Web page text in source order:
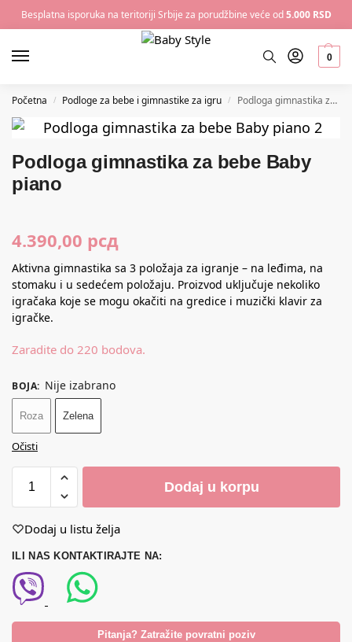
Besplatna isporuka na teritoriji Srbije za porudžbine veće od5.000 RSD
0
Početna / Podloge za bebe i gimnastike za igru / Podloga gimnastika za bebe Baby piano
Podloga gimnastika za bebe Baby
piano
4.390,00 рсд
Aktivna gimnastika sa 3 položaja za igranje – na leđima, na
stomaku i u sedećem položaju. Proizvod uključuje nekoliko
igračaka koje se mogu okačiti na gredice i muzički klavir za
igračke.
Zaradite do 220 bodova.
BOJA: Nije izabrano
Roza Zelena
Očisti
Dodaj u korpu
Dodaj u listu želja
ILI NAS KONTAKTIRAJTE NA:
Pitanja? Zatražite povratni poziv